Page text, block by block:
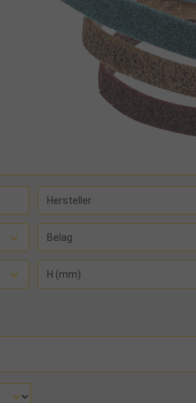
Hersteller
Belag
H (mm)